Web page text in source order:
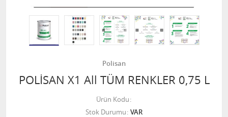
Polisan
POLİSAN X1 All TÜM RENKLER 0,75 L
Ürün Kodu
Stok Durumu VAR